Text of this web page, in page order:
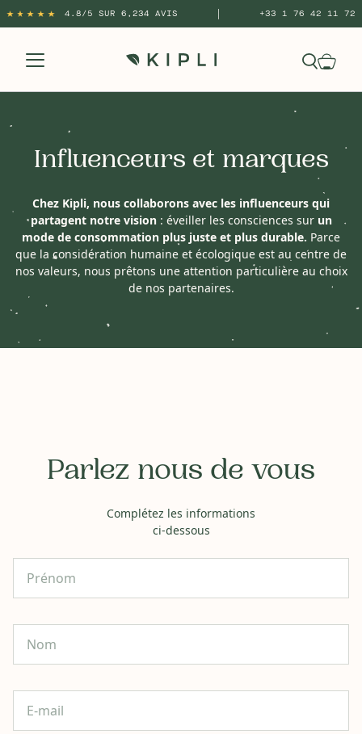
4.8/5 SUR 6,234 AVIS +33 1 76 42 11 72
Influenceurs et marques
Chez Kipli, nous collaborons avec les influenceurs qui
partagent notre vision : éveiller les consciences sur un
mode de consommation plus juste et plus durable. Parce
que la considération humaine et écologique est au centre de
nos valeurs, nous prêtons une attention particulière au choix
de nos partenaires.
Parlez nous de vous
Complétez les informations
ci-dessous